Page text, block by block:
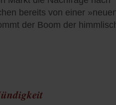
bereits von einer
der Boom der